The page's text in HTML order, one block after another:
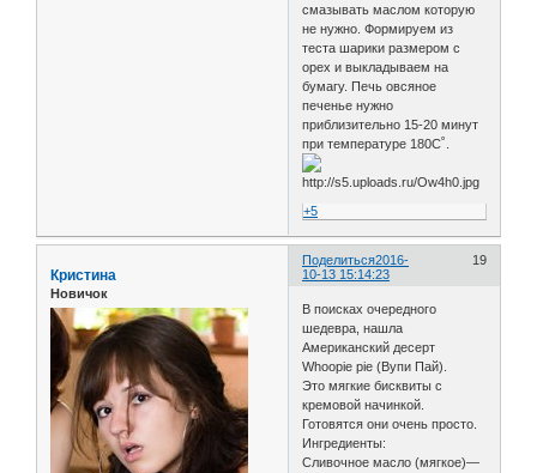
смазывать маслом которую
не нужно. Формируем из
теста шарики размером с
орех и выкладываем на
бумагу. Печь овсяное
печенье нужно
приблизительно 15-20 минут
при температуре 180С˚.
+5
Поделиться 19
2016-
10-13 15:14:23
Кристина
Новичок
В поисках очередного
шедевра, нашла
Американский десерт
Whoopie pie (Вупи Пай).
Это мягкие бисквиты с
кремовой начинкой.
Готовятся они очень просто.
Ингредиенты:
Сливочное масло (мягкое)—